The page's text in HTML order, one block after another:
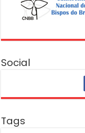
Social
Tags